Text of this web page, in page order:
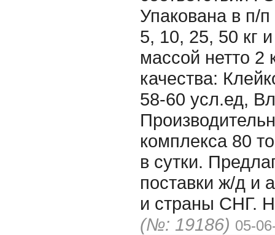
Упакована в п/
5, 10, 25, 50 кг
массой нетто 2
качества:
58-60 усл.ед,
комплекса 80
в сутки.
поставки ж/д и
и страны СНГ.
(№: 19186) 05-